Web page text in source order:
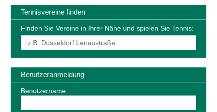
Tennisvereine finden
Finden Sie Vereine in Ihrer Nähe und spielen Sie Tennis:
Benutzeranmeldung
Benutzername